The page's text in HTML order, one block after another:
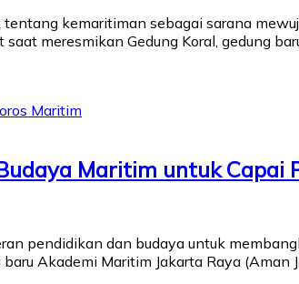
kemaritiman sebagai sarana
meresmikan Gedung Koral, gedung
Maritim untuk Capai
pendidikan dan budaya untuk
Akademi Maritim Jakarta Raya (Aman